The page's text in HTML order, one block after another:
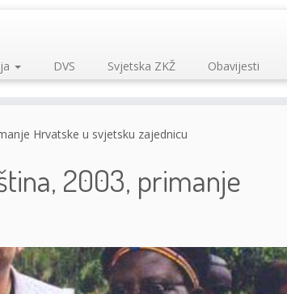
DVS Svjetska ZKŽ Obavijesti
Hrvatske u svjetsku zajednicu
2003, primanje